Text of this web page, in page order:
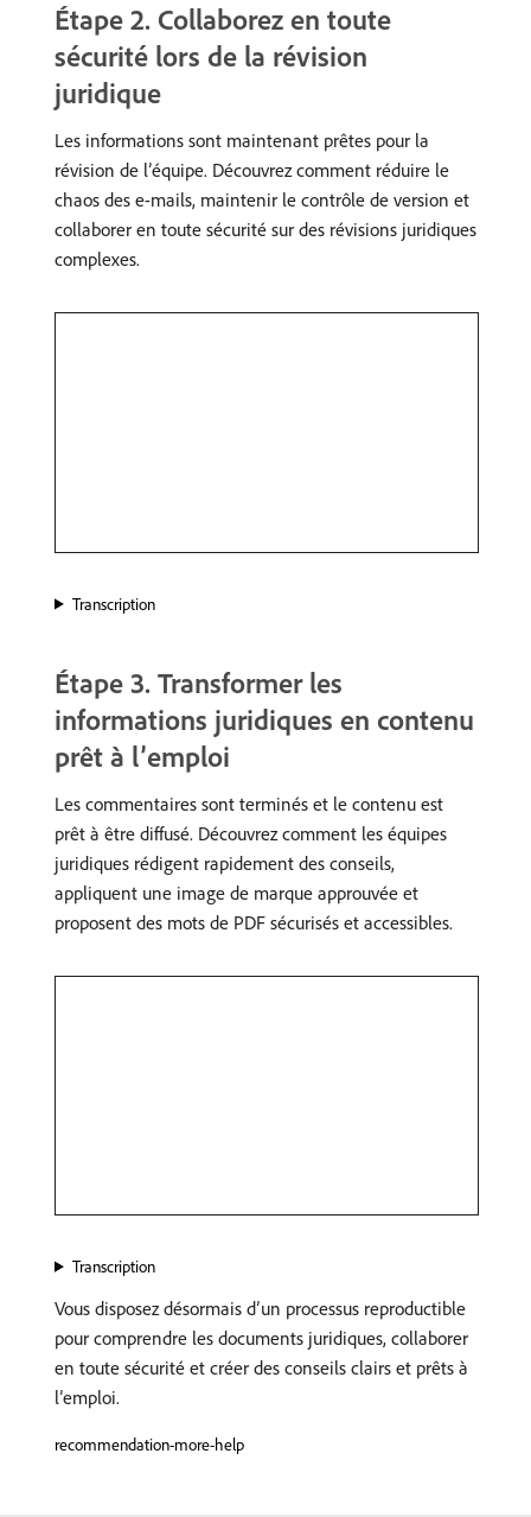
Étape 2. Collaborez en toute
sécurité lors de la révision
juridique
Les informations sont maintenant prêtes pour la
révision de l’équipe. Découvrez comment réduire le
chaos des e-mails, maintenir le contrôle de version et
collaborer en toute sécurité sur des révisions juridiques
complexes.
Transcription
Étape 3. Transformer les
informations juridiques en contenu
prêt à l’emploi
Les commentaires sont terminés et le contenu est
prêt à être diffusé. Découvrez comment les équipes
juridiques rédigent rapidement des conseils,
appliquent une image de marque approuvée et
proposent des mots de PDF sécurisés et accessibles.
Transcription
Vous disposez désormais d’un processus reproductible
pour comprendre les documents juridiques, collaborer
en toute sécurité et créer des conseils clairs et prêts à
l’emploi.
recommendation-more-help